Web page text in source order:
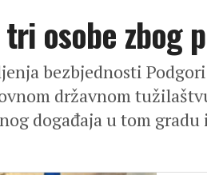
tri osobe
bezbjednosti
državnom
događaja u tom